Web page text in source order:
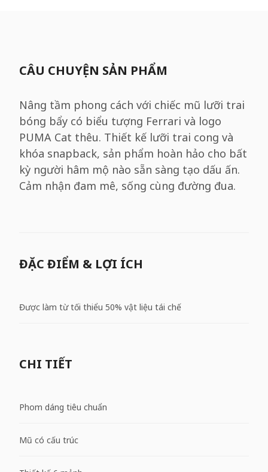
CÂU CHUYỆN SẢN PHẨM
Nâng tầm phong cách với chiếc mũ lưỡi trai
bóng bẩy có biểu tượng Ferrari và logo
PUMA Cat thêu. Thiết kế lưỡi trai cong và
khóa snapback, sản phẩm hoàn hảo cho bất
kỳ người hâm mộ nào sẵn sàng tạo dấu ấn.
Cảm nhận đam mê, sống cùng đường đua.
ĐẶC ĐIỂM & LỢI ÍCH
Được làm từ tối thiểu 50% vật liệu tái chế
CHI TIẾT
Phom dáng tiêu chuẩn
Mũ có cấu trúc